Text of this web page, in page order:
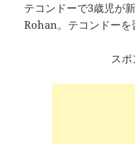
テコンドーで3歳児が
Rohan。テコンドーを
ス